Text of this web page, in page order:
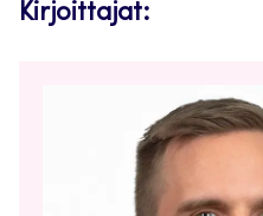
Kirjoittajat: